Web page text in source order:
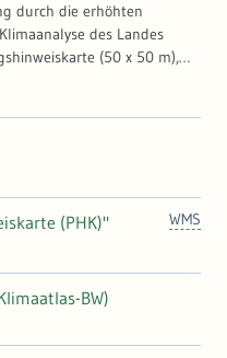
durch die erhöhten
des Landes
(50 x 50 m),
Ausgleichsräume
flächendeckende
Hinweise für
von Flächen zur
dienen.
WMS
(PHK)"
BW)